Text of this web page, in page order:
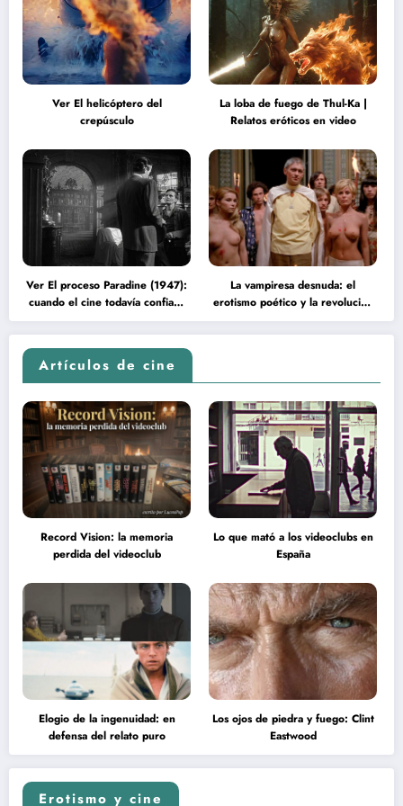
Ver El helicóptero del
crepúsculo
La loba de fuego de Thul-Ka |
Relatos eróticos en video
Ver El proceso Paradine (1947):
cuando el cine todavía confiaba
en la inteligencia del espectador
La vampiresa desnuda: el
erotismo poético y la revolución
psicodélica de Jean Rollin
Artículos de cine
Record Vision: la memoria
perdida del videoclub
Lo que mató a los videoclubs en
España
Elogio de la ingenuidad: en
defensa del relato puro
Los ojos de piedra y fuego: Clint
Eastwood
Erotismo y cine